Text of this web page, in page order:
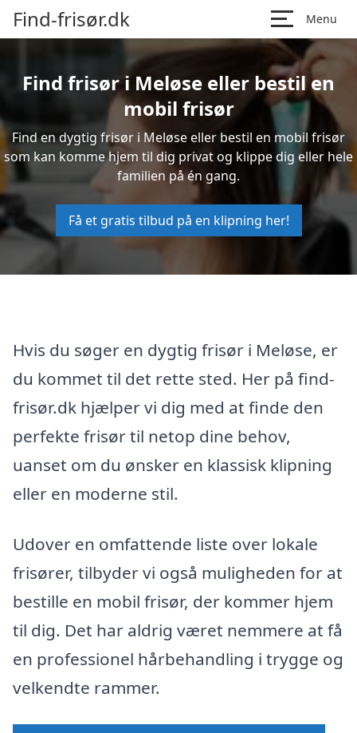
Find-frisør.dk Menu
Find frisør i Meløse eller bestil en
mobil frisør
Find en dygtig frisør i Meløse eller bestil en mobil frisør
som kan komme hjem til dig privat og klippe dig eller hele
familien på én gang.
Få et gratis tilbud på en klipning her!
Hvis du søger en dygtig frisør i Meløse, er
du kommet til det rette sted. Her på find-
frisør.dk hjælper vi dig med at finde den
perfekte frisør til netop dine behov,
uanset om du ønsker en klassisk klipning
eller en moderne stil.
Udover en omfattende liste over lokale
frisører, tilbyder vi også muligheden for at
bestille en mobil frisør, der kommer hjem
til dig. Det har aldrig været nemmere at få
en professionel hårbehandling i trygge og
velkendte rammer.